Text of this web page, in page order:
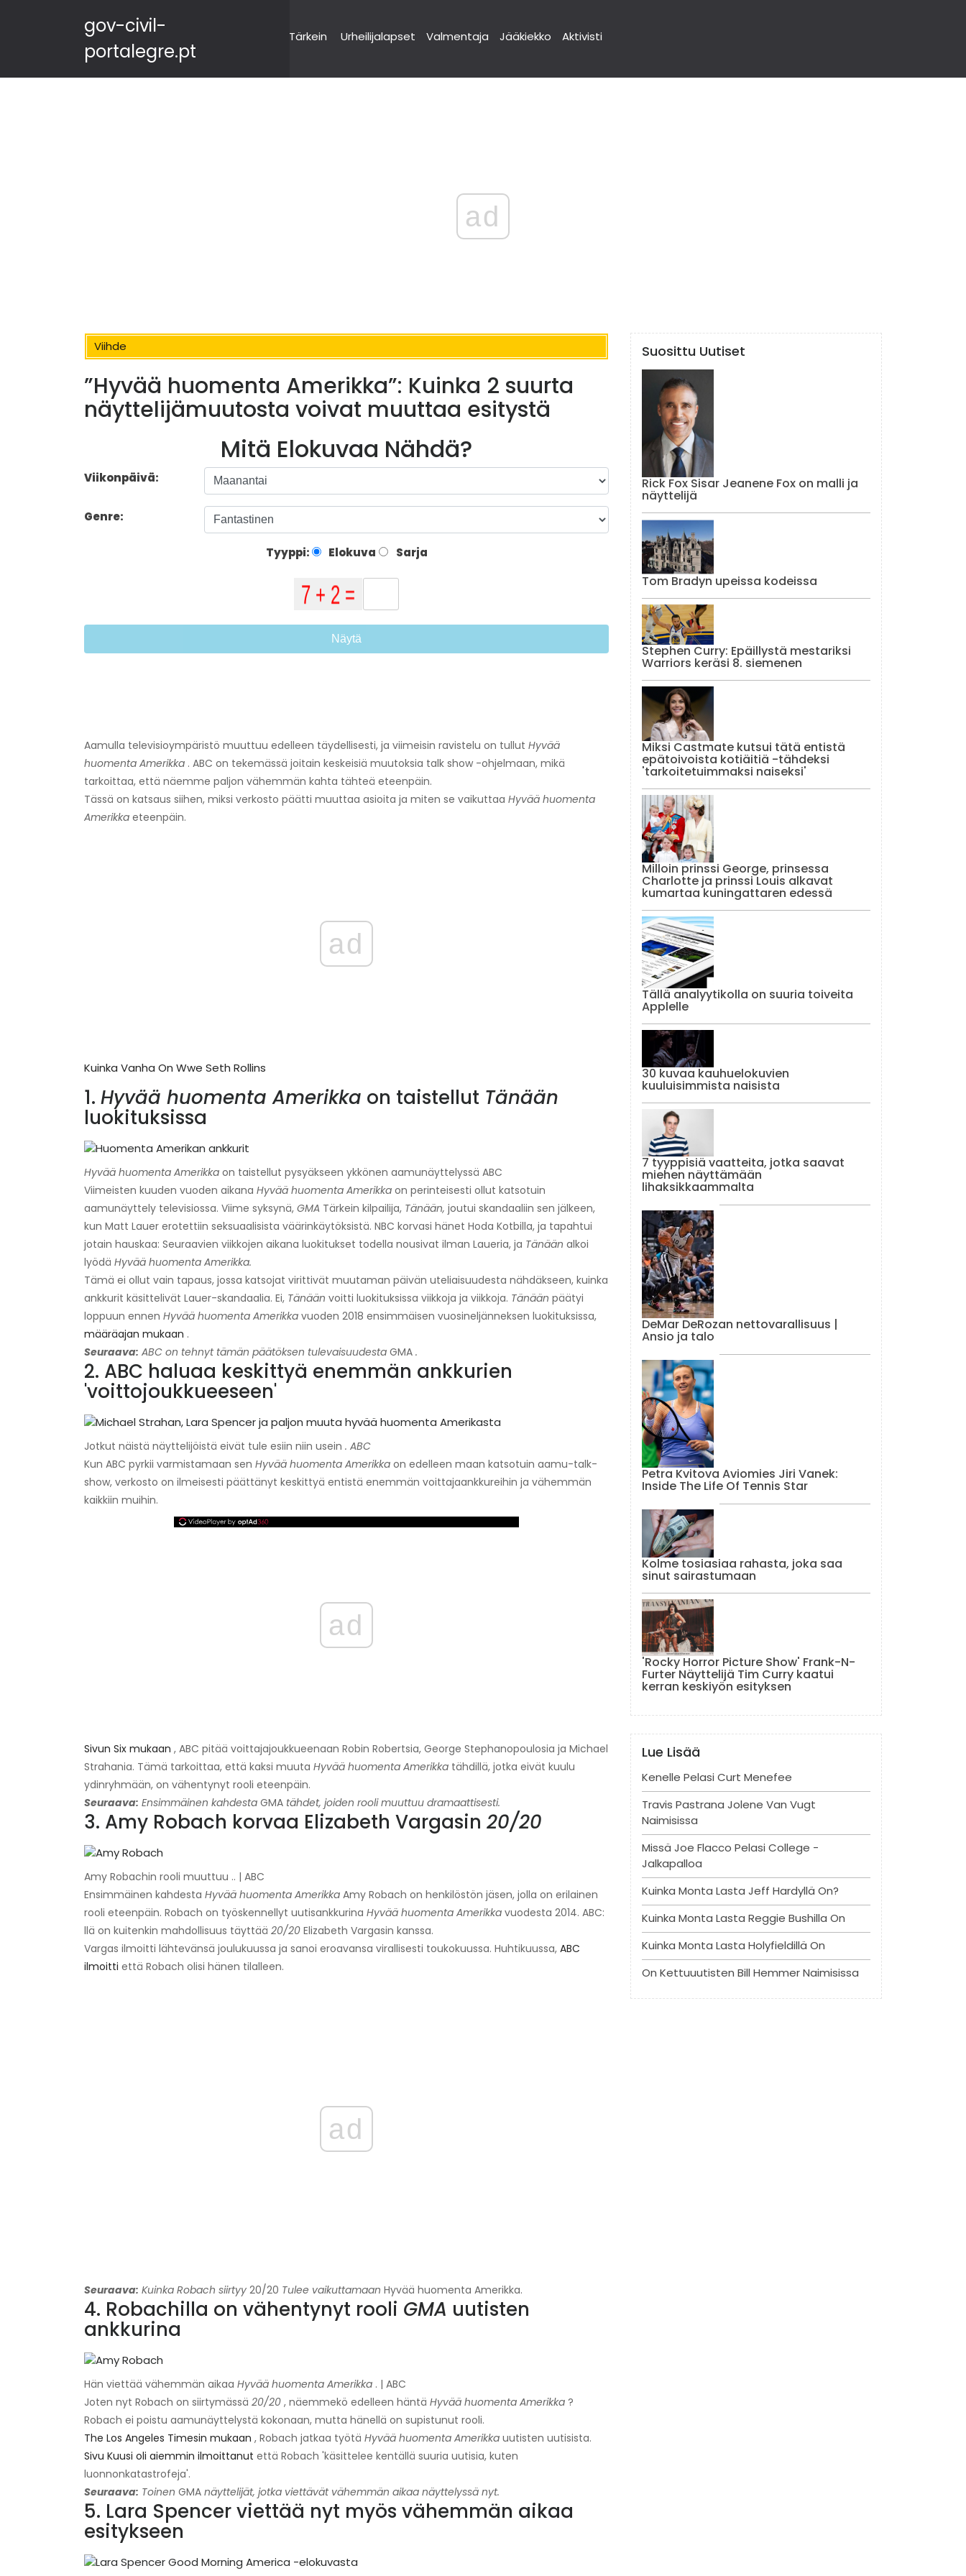
gov-civil-
portalegre.pt
Tärkein Urheilijalapset Valmentaja Jääkiekko Aktivisti
ad
Viihde
”Hyvää huomenta Amerikka”: Kuinka 2 suurta
näyttelijämuutosta voivat muuttaa esitystä
Mitä Elokuvaa Nähdä?
Viikonpäivä:
Genre:
Tyyppi: Elokuva Sarja
Näytä
Aamulla televisioympäristö muuttuu edelleen täydellisesti, ja viimeisin ravistelu on tullut Hyvää
huomenta Amerikka . ABC on tekemässä joitain keskeisiä muutoksia talk show -ohjelmaan, mikä
tarkoittaa, että näemme paljon vähemmän kahta tähteä eteenpäin.
Tässä on katsaus siihen, miksi verkosto päätti muuttaa asioita ja miten se vaikuttaa Hyvää huomenta
Amerikka eteenpäin.
ad
Kuinka Vanha On Wwe Seth Rollins
1. Hyvää huomenta Amerikka on taistellut Tänään
luokituksissa
Hyvää huomenta Amerikka on taistellut pysyäkseen ykkönen aamunäyttelyssä ABC
Viimeisten kuuden vuoden aikana Hyvää huomenta Amerikka on perinteisesti ollut katsotuin
aamunäyttely televisiossa. Viime syksynä, GMA Tärkein kilpailija, Tänään, joutui skandaaliin sen jälkeen,
kun Matt Lauer erotettiin seksuaalisista väärinkäytöksistä. NBC korvasi hänet Hoda Kotbilla, ja tapahtui
jotain hauskaa: Seuraavien viikkojen aikana luokitukset todella nousivat ilman Laueria, ja Tänään alkoi
lyödä Hyvää huomenta Amerikka.
Tämä ei ollut vain tapaus, jossa katsojat virittivät muutaman päivän uteliaisuudesta nähdäkseen, kuinka
ankkurit käsittelivät Lauer-skandaalia. Ei, Tänään voitti luokituksissa viikkoja ja viikkoja. Tänään päätyi
loppuun ennen Hyvää huomenta Amerikka vuoden 2018 ensimmäisen vuosineljänneksen luokituksissa,
määräajan mukaan .
Seuraava: ABC on tehnyt tämän päätöksen tulevaisuudesta GMA .
2. ABC haluaa keskittyä enemmän ankkurien
'voittojoukkueeseen'
Jotkut näistä näyttelijöistä eivät tule esiin niin usein . ABC
Kun ABC pyrkii varmistamaan sen Hyvää huomenta Amerikka on edelleen maan katsotuin aamu-talk-
show, verkosto on ilmeisesti päättänyt keskittyä entistä enemmän voittajaankkureihin ja vähemmän
kaikkiin muihin.
ad
Sivun Six mukaan , ABC pitää voittajajoukkueenaan Robin Robertsia, George Stephanopoulosia ja Michael
Strahania. Tämä tarkoittaa, että kaksi muuta Hyvää huomenta Amerikka tähdillä, jotka eivät kuulu
ydinryhmään, on vähentynyt rooli eteenpäin.
Seuraava: Ensimmäinen kahdesta GMA tähdet, joiden rooli muuttuu dramaattisesti.
3. Amy Robach korvaa Elizabeth Vargasin 20/20
Amy Robachin rooli muuttuu .. | ABC
Ensimmäinen kahdesta Hyvää huomenta Amerikka Amy Robach on henkilöstön jäsen, jolla on erilainen
rooli eteenpäin. Robach on työskennellyt uutisankkurina Hyvää huomenta Amerikka vuodesta 2014. ABC:
llä on kuitenkin mahdollisuus täyttää 20/20 Elizabeth Vargasin kanssa.
Vargas ilmoitti lähtevänsä joulukuussa ja sanoi eroavansa virallisesti toukokuussa. Huhtikuussa, ABC
ilmoitti että Robach olisi hänen tilalleen.
ad
Seuraava: Kuinka Robach siirtyy 20/20 Tulee vaikuttamaan Hyvää huomenta Amerikka.
4. Robachilla on vähentynyt rooli GMA uutisten
ankkurina
Hän viettää vähemmän aikaa Hyvää huomenta Amerikka . | ABC
Joten nyt Robach on siirtymässä 20/20 , näemmekö edelleen häntä Hyvää huomenta Amerikka ?
Robach ei poistu aamunäyttelystä kokonaan, mutta hänellä on supistunut rooli.
The Los Angeles Timesin mukaan , Robach jatkaa työtä Hyvää huomenta Amerikka uutisten uutisista.
Sivu Kuusi oli aiemmin ilmoittanut että Robach 'käsittelee kentällä suuria uutisia, kuten
luonnonkatastrofeja'.
Seuraava: Toinen GMA näyttelijät, jotka viettävät vähemmän aikaa näyttelyssä nyt.
5. Lara Spencer viettää nyt myös vähemmän aikaa
esitykseen
Suosittu Uutiset
Rick Fox Sisar Jeanene Fox on malli ja
näyttelijä
Tom Bradyn upeissa kodeissa
Stephen Curry: Epäillystä mestariksi
Warriors keräsi 8. siemenen
Miksi Castmate kutsui tätä entistä
epätoivoista kotiäitiä -tähdeksi
'tarkoitetuimmaksi naiseksi'
Milloin prinssi George, prinsessa
Charlotte ja prinssi Louis alkavat
kumartaa kuningattaren edessä
Tällä analyytikolla on suuria toiveita
Applelle
30 kuvaa kauhuelokuvien
kuuluisimmista naisista
7 tyyppisiä vaatteita, jotka saavat
miehen näyttämään
lihaksikkaammalta
DeMar DeRozan nettovarallisuus |
Ansio ja talo
Petra Kvitova Aviomies Jiri Vanek:
Inside The Life Of Tennis Star
Kolme tosiasiaa rahasta, joka saa
sinut sairastumaan
'Rocky Horror Picture Show' Frank-N-
Furter Näyttelijä Tim Curry kaatui
kerran keskiyön esityksen
Lue Lisää
Kenelle Pelasi Curt Menefee
Travis Pastrana Jolene Van Vugt
Naimisissa
Missä Joe Flacco Pelasi College -
Jalkapalloa
Kuinka Monta Lasta Jeff Hardyllä On?
Kuinka Monta Lasta Reggie Bushilla On
Kuinka Monta Lasta Holyfieldillä On
On Kettuuutisten Bill Hemmer Naimisissa